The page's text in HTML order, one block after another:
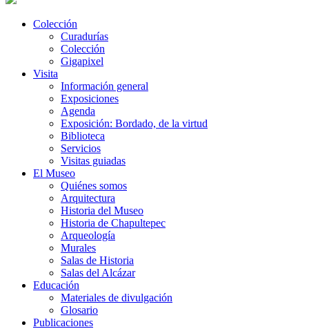
Colección
Curadurías
Colección
Gigapixel
Visita
Información general
Exposiciones
Agenda
Exposición: Bordado, de la virtud
Biblioteca
Servicios
Visitas guiadas
El Museo
Quiénes somos
Arquitectura
Historia del Museo
Historia de Chapultepec
Arqueología
Murales
Salas de Historia
Salas del Alcázar
Educación
Materiales de divulgación
Glosario
Publicaciones